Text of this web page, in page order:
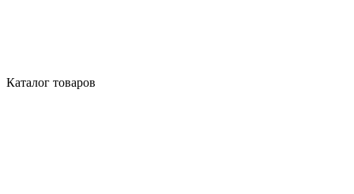
Каталог товаров